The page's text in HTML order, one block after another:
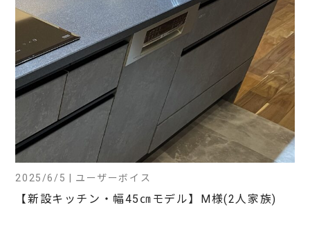
2025/6/5 | ユーザーボイス
【新設キッチン・幅45㎝モデル】M様(2人家族)